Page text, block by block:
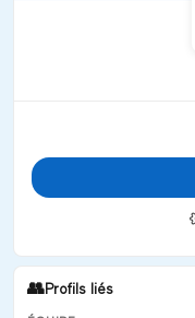
👥Profils liés